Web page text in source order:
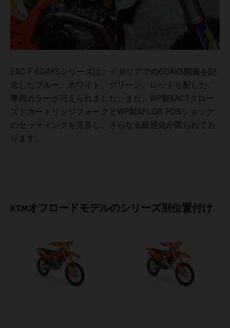
EXC-F 6DAYSシリーズは、イタリアでの6DAYS開催を記
念したブルー、ホワイト、グリーン、レッドを配した、
専用カラーが与えられました。また、WP製XACTクロー
ズドカートリッジフォークとWP製XPLOR PDSショック
のセッティングを見直し、さらなる最適化が図られてお
ります。
KTMオフロードモデルのシリーズ別位置付け